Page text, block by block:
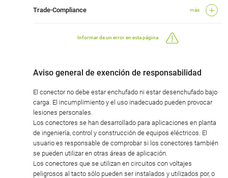
Trade-Compliance más
Informar de un error en esta página
Aviso general de exención de responsabilidad
El conector no debe estar enchufado ni estar desenchufado bajo
carga. El incumplimiento y el uso inadecuado pueden provocar
lesiones personales.
Los conectores se han desarrollado para aplicaciones en planta
de ingeniería, control y construcción de equipos eléctricos. El
usuario es responsable de comprobar si los conectores también
se pueden utilizar en otras áreas de aplicación.
Los conectores que se utilizan en circuitos con voltajes
peligrosos al tacto sólo pueden ser instalados y utilizados por, o